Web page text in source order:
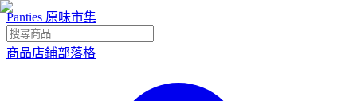
Panties 原味市集
商品店鋪部落格